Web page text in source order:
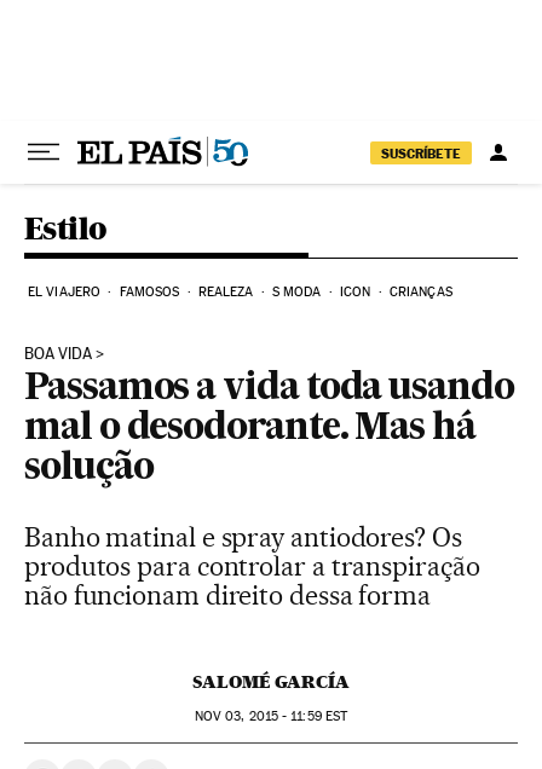
SUSCRÍBETE
Estilo
EL VIAJERO FAMOSOS REALEZA S MODA ICON CRIANÇAS
BOA VIDA
Passamos a vida toda usando
mal o desodorante. Mas há
solução
Banho matinal e spray antiodores? Os
produtos para controlar a transpiração
não funcionam direito dessa forma
SALOMÉ GARCÍA
NOV 03, 2015 - 11:59EST